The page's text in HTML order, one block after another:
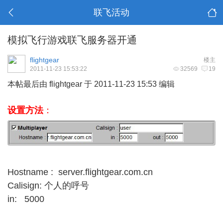
联飞活动
模拟飞行游戏联飞服务器开通
楼主
flightgear
32569 19
2011-11-23 15:53:22
本帖最后由 flightgear 于 2011-11-23 15:53 编辑
设置方法：
Hostname : server.flightgear.com.cn
Calisign: 个人的呼号
in: 5000